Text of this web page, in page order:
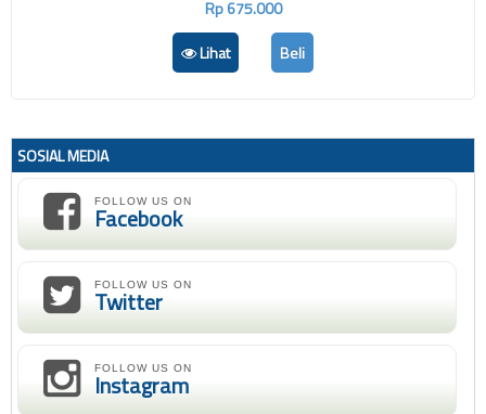
Rp 675.000
Lihat
Beli
SOSIAL MEDIA
FOLLOW US ON
Facebook
FOLLOW US ON
Twitter
FOLLOW US ON
Instagram